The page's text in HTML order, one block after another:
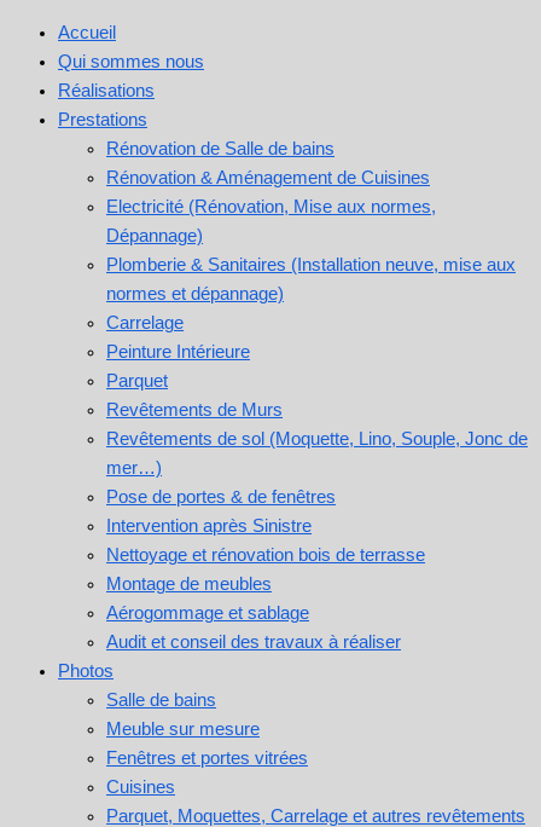
contenu
Accueil
Qui sommes nous
Réalisations
Prestations
Rénovation de Salle de bains
Rénovation & Aménagement de Cuisines​
Electricité (Rénovation, Mise aux normes,
Dépannage)
Plomberie & Sanitaires (Installation neuve, mise aux
normes et dépannage)
Carrelage
Peinture Intérieure
Parquet
Revêtements de Murs
Revêtements de sol (Moquette, Lino, Souple, Jonc de
mer…)
Pose de portes & de fenêtres
Intervention après Sinistre
Nettoyage et rénovation bois de terrasse
Montage de meubles
Aérogommage et sablage
Audit et conseil des travaux à réaliser
Photos
Salle de bains
Meuble sur mesure
Fenêtres et portes vitrées
Cuisines
Parquet, Moquettes, Carrelage et autres revêtements